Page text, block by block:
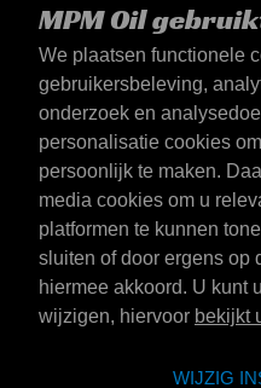
MPM Oil
We plaatsen functionele
gebruikersbeleving,
onderzoek en
personalisatie cookies
persoonlijk te maken.
media cookies om u
platformen te kunnen
sluiten of door ergens op
hiermee akkoord. U kunt
wijzigen, hiervoor bekijkt
WIJZIG
België
Contact
Algemene voorwaarden
Leveringsvoorwaarden
Privacyverklaring